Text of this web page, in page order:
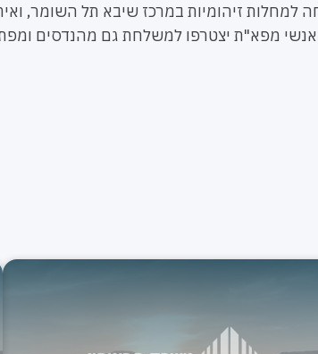
למחלות זיהומיות במרכז שיבא תל השומר,
מפא"ת יצטרפו למשלחת גם מהנדסים